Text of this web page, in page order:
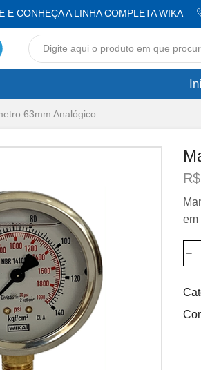
E CONHEÇA A LINHA COMPLETA WIKA
63mm Analógico
R$
em